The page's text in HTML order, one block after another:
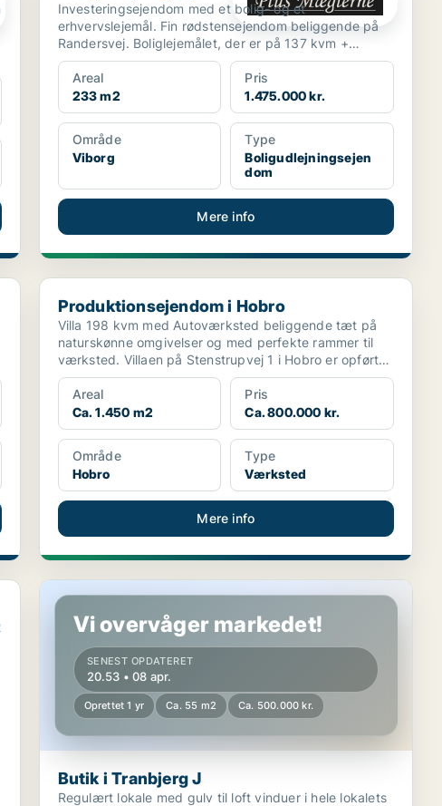
Investeringsejendom med et bolig- og et
erhvervslejemål. Fin rødstensejendom beliggende på
Randersvej. Boliglejemålet, der er på 137 kvm +
kælder, ind...
Areal
233 m2
Pris
1.475.000 kr.
Område
Viborg
Type
Boligudlejningsejen
dom
Mere info
Produktionsejendom i Hobro
Produktionsejendom i Hobro
Villa 198 kvm med Autoværksted beliggende tæt på
naturskønne omgivelser og med perfekte rammer til
værksted. Villaen på Stenstrupvej 1 i Hobro er opført
...
Areal
Ca. 1.450 m2
Pris
Ca. 800.000 kr.
Område
Hobro
Type
Værksted
Mere info
Butik i Tranbjerg J
Vi overvåger markedet!
SENEST OPDATERET
20.53 • 08 apr.
Oprettet 1 yr Ca. 55 m2 Ca. 500.000 kr.
Butik i Tranbjerg J
Regulært lokale med gulv til loft vinduer i hele lokalets